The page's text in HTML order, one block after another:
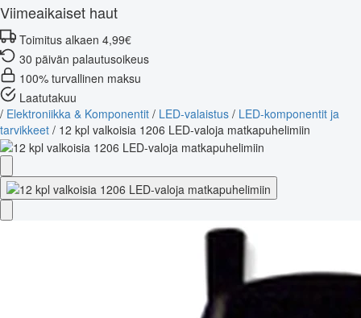
Viimeaikaiset haut
Toimitus alkaen 4,99€
30 päivän palautusoikeus
100% turvallinen maksu
Laatutakuu
/ Elektroniikka & Komponentit / LED-valaistus / LED-komponentit ja
tarvikkeet / 12 kpl valkoisia 1206 LED-valoja matkapuhelimiin